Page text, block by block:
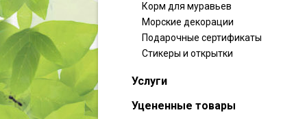
Корм для муравьев
Морские декорации
Подарочные сертификаты
Стикеры и открытки
Услуги
Уцененные товары